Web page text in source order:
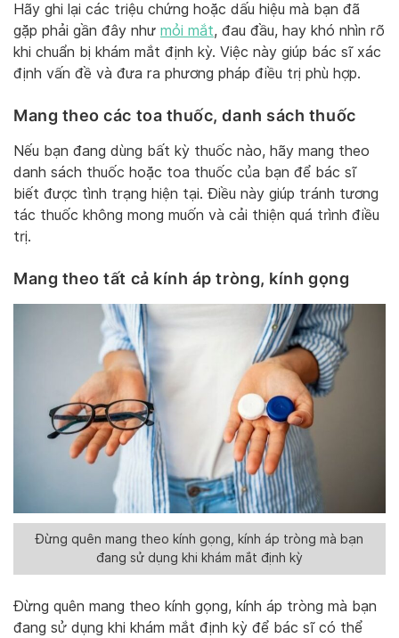
Hãy ghi lại các triệu chứng hoặc dấu hiệu mà bạn đã
gặp phải gần đây như mỏi mắt, đau đầu, hay khó nhìn rõ
khi chuẩn bị khám mắt định kỳ. Việc này giúp bác sĩ xác
định vấn đề và đưa ra phương pháp điều trị phù hợp.
Mang theo các toa thuốc, danh sách thuốc
Nếu bạn đang dùng bất kỳ thuốc nào, hãy mang theo
danh sách thuốc hoặc toa thuốc của bạn để bác sĩ
biết được tình trạng hiện tại. Điều này giúp tránh tương
tác thuốc không mong muốn và cải thiện quá trình điều
trị.
Mang theo tất cả kính áp tròng, kính gọng
Đừng quên mang theo kính gọng, kính áp tròng mà bạn
đang sử dụng khi khám mắt định kỳ
Đừng quên mang theo kính gọng, kính áp tròng mà bạn
đang sử dụng khi khám mắt định kỳ để bác sĩ có thể